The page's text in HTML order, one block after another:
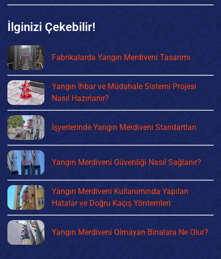
İlginizi Çekebilir!
Fabrikalarda Yangın Merdiveni Tasarımı
Yangın İhbar ve Müdahale Sistemi Projesi
Nasıl Hazırlanır?
İşyerlerinde Yangın Merdiveni Standartları
Yangın Merdiveni Güvenliği Nasıl Sağlanır?
Yangın Merdiveni Kullanımında Yapılan
Hatalar ve Doğru Kaçış Yöntemleri
Yangın Merdiveni Olmayan Binalara Ne Olur?